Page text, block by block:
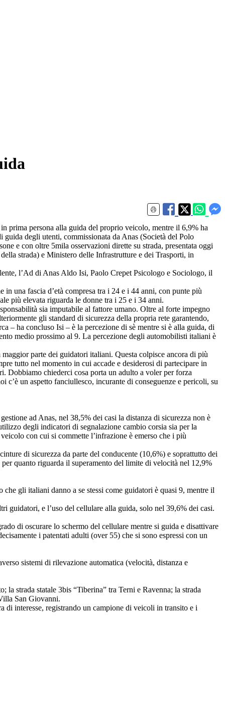
prima persona alla guida del proprio veicolo, mentre il 6,9% ha
degli utenti, commissionata da Anas (Società del Polo
e con oltre 5mila osservazioni dirette su strada, presentata oggi
strada) e Ministero delle Infrastrutture e dei Trasporti, in
l’Ad di Anas Aldo Isi, Paolo Crepet Psicologo e Sociologo, il
una fascia d’età compresa tra i 24 e i 44 anni, con punte più
più elevata riguarda le donne tra i 25 e i 34 anni.
sia imputabile al fattore umano. Oltre al forte impegno
gli standard di sicurezza della propria rete garantendo,
– ha concluso Isi – è la percezione di sè mentre si è alla guida, di
medio prossimo al 9. La percezione degli automobilisti italiani è
parte dei guidatori italiani. Questa colpisce ancora di più
tutto nel momento in cui accade e desiderosi di partecipare in
Dobbiamo chiederci cosa porta un adulto a voler per forza
un aspetto fanciullesco, incurante di conseguenze e pericoli, su
ad Anas, nel 38,5% dei casi la distanza di sicurezza non è
degli indicatori di segnalazione cambio corsia sia per la
con cui si commette l’infrazione è emerso che i più
di sicurezza da parte del conducente (10,6%) e soprattutto dei
quanto riguarda il superamento del limite di velocità nel 12,9%
gli italiani danno a se stessi come guidatori è quasi 9, mentre il
guidatori, e l’uso del cellulare alla guida, solo nel 39,6% dei casi.
di oscurare lo schermo del cellulare mentre si guida e disattivare
i patentati adulti (over 55) che si sono espressi con un
sistemi di rilevazione automatica (velocità, distanza e
strada statale 3bis “Tiberina” tra Terni e Ravenna; la strada
San Giovanni.
di interesse, registrando un campione di veicoli in transito e i